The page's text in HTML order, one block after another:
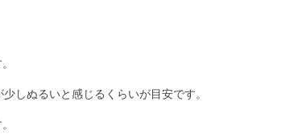
しぬるいと感じるくらいが目安です。